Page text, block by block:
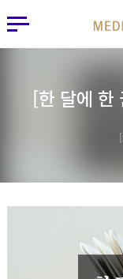
MY
사이드바 열기
[한 달에 한